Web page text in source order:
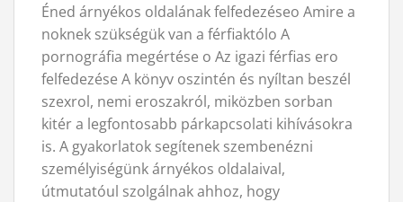
Éned árnyékos oldalának felfedezéseo Amire a
noknek szükségük van a férfiaktólo A
pornográfia megértése o Az igazi férfias ero
felfedezése A könyv oszintén és nyíltan beszél
szexrol, nemi eroszakról, miközben sorban
kitér a legfontosabb párkapcsolati kihívásokra
is. A gyakorlatok segítenek szembenézni
személyiségünk árnyékos oldalaival,
útmutatóul szolgálnak ahhoz, hogy